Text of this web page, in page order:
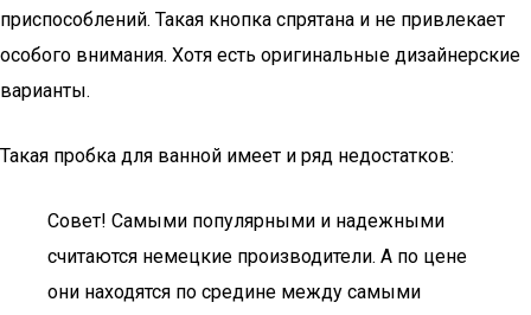
приспособлений. Такая кнопка спрятана и не привлекает
особого внимания. Хотя есть оригинальные дизайнерские
варианты.
Такая пробка для ванной имеет и ряд недостатков:
Совет! Самыми популярными и надежными
считаются немецкие производители. А по цене
они находятся по средине между самыми